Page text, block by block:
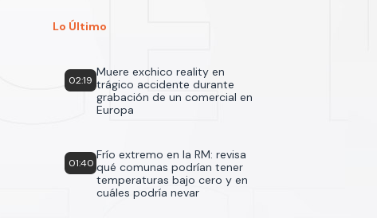
Lo Último
02:19
Muere exchico reality en
trágico accidente durante
grabación de un comercial en
Europa
01:40
Frío extremo en la RM: revisa
qué comunas podrían tener
temperaturas bajo cero y en
cuáles podría nevar